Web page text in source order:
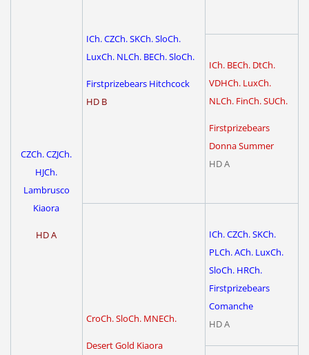
CZCh. CZJCh.
HJCh.
Lambrusco
Kiaora
HD A
ICh. CZCh. SKCh. SloCh.
LuxCh. NLCh. BECh. SloCh.
Firstprizebears Hitchcock
HD B
ICh. BECh. DtCh.
VDHCh. LuxCh.
NLCh. FinCh. SUCh.
Firstprizebears
Donna Summer
HD A
CroCh. SloCh. MNECh.
Desert Gold Kiaora
ICh. CZCh. SKCh.
PLCh. ACh. LuxCh.
SloCh. HRCh.
Firstprizebears
Comanche
HD A